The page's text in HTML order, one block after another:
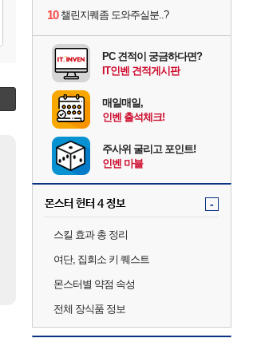
메이플 ㅇㅂ)진짜 개웃기네 ㅋㅋ [48]
메이플 아니 뭔 샤타 안 나왔다고 진짜 화내는 사람
썬데이가 샤타가 아닌 큰 이유는 경매장 불안정때문
메이플 씨발 컬프프 클릭 미스낫네
해외겜 중국 CXMT, D램 매출 점유율 7%…글로벌 4위로
해외겜 AI발 원가 압박, 메인보드값 오르나
메모리 3사, 2027년 생산분 완판?
아스오라 아사쿠라 마이 성우 정보 및 주요 필모
10 챌린지퀘좀 도와주실분..?
PC 견적이 궁금하다면?
IT인벤 견적게시판
매일매일,
인벤 출석체크!
주사위 굴리고 포인트!
인벤 마블
몬스터 헌터 4 정보 -
스킬 효과 총 정리
여단, 집회소 키 퀘스트
몬스터별 약점 속성
전체 장식품 정보